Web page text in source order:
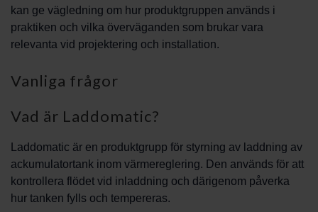
kan ge vägledning om hur produktgruppen används i
praktiken och vilka överväganden som brukar vara
relevanta vid projektering och installation.
Vanliga frågor
Vad är Laddomatic?
Laddomatic är en produktgrupp för styrning av laddning av
ackumulatortank inom värmereglering. Den används för att
kontrollera flödet vid inladdning och därigenom påverka
hur tanken fylls och tempereras.